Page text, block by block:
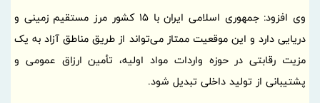
وی افزود: جمهوری اسلامی ایران با 15 کشور مرز مستقیم زمینی و
دریایی دارد و این موقعیت ممتاز می‌تواند از طریق مناطق آزاد به یک
مزیت رقابتی در حوزه واردات مواد اولیه، تأمین ارزاق عمومی و
پشتیبانی از تولید داخلی تبدیل شود.